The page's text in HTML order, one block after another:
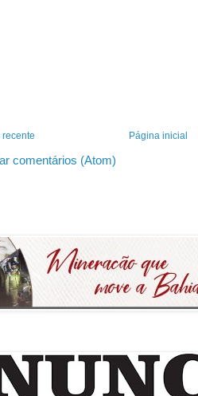
recente Página inicial
comentários (Atom)